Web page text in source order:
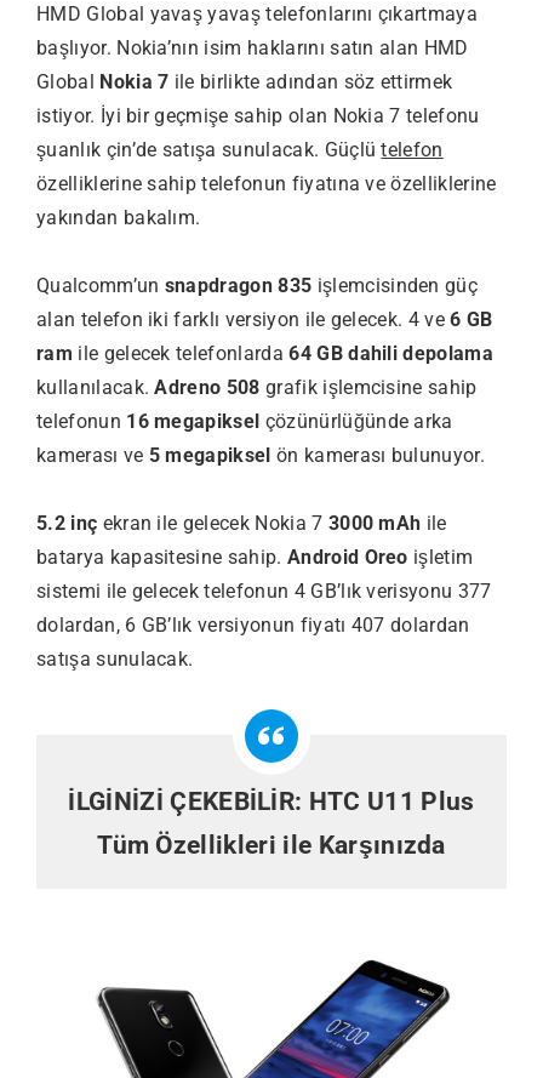
HMD Global yavaş yavaş telefonlarını çıkartmaya
başlıyor. Nokia’nın isim haklarını satın alan HMD
Global Nokia 7 ile birlikte adından söz ettirmek
istiyor. İyi bir geçmişe sahip olan Nokia 7 telefonu
şuanlık çin’de satışa sunulacak. Güçlütelefon
özelliklerine sahip telefonun fiyatına ve özelliklerine
yakından bakalım.
Qualcomm’un snapdragon 835 işlemcisinden güç
alan telefon iki farklı versiyon ile gelecek. 4 ve6 GB
ram ile gelecek telefonlarda64 GB dahili depolama
kullanılacak.Adreno 508 grafik işlemcisine sahip
telefonun 16 megapiksel çözünürlüğünde arka
kamerası ve 5 megapiksel ön kamerası bulunuyor.
5.2 inç ekran ile gelecek Nokia 7 3000 mAh ile
batarya kapasitesine sahip. Android Oreo işletim
sistemi ile gelecek telefonun 4 GB’lık verisyonu 377
dolardan, 6 GB’lık versiyonun fiyatı 407 dolardan
satışa sunulacak.
İLGİNİZİ ÇEKEBİLİR: HTC U11 Plus
Tüm Özellikleri ile Karşınızda